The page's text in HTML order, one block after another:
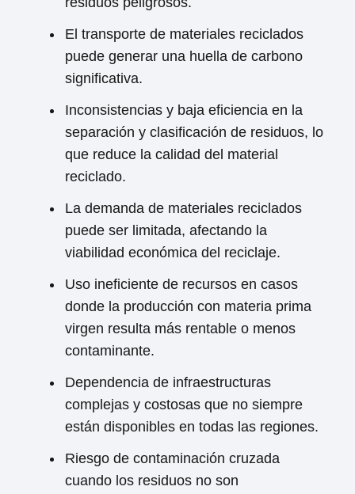
El transporte de materiales reciclados
puede generar una huella de carbono
significativa.
Inconsistencias y baja eficiencia en la
separación y clasificación de residuos, lo
que reduce la calidad del material
reciclado.
La demanda de materiales reciclados
puede ser limitada, afectando la
viabilidad económica del reciclaje.
Uso ineficiente de recursos en casos
donde la producción con materia prima
virgen resulta más rentable o menos
contaminante.
Dependencia de infraestructuras
complejas y costosas que no siempre
están disponibles en todas las regiones.
Riesgo de contaminación cruzada
cuando los residuos no son